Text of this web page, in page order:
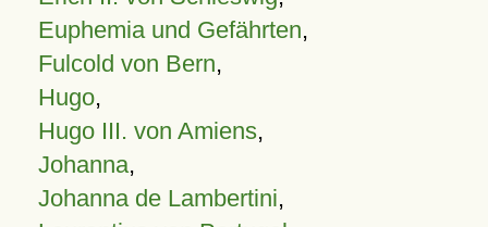
Euphemia und Gefährten,
Fulcold von Bern,
Hugo,
Hugo III. von Amiens,
Johanna,
Johanna de Lambertini,